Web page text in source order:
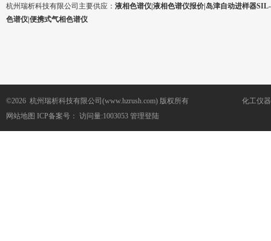
杭州瑞析科技有限公司主要供应： 液相色谱仪|液相色谱仪报价|岛津自动进样器
色谱仪|便携式气相色谱仪
©2026 杭州瑞析科技有限公司(www.hzrush.com) 版权所有
网站地图 ICP备案号： 访问量:1003053 管理登陆
化工仪